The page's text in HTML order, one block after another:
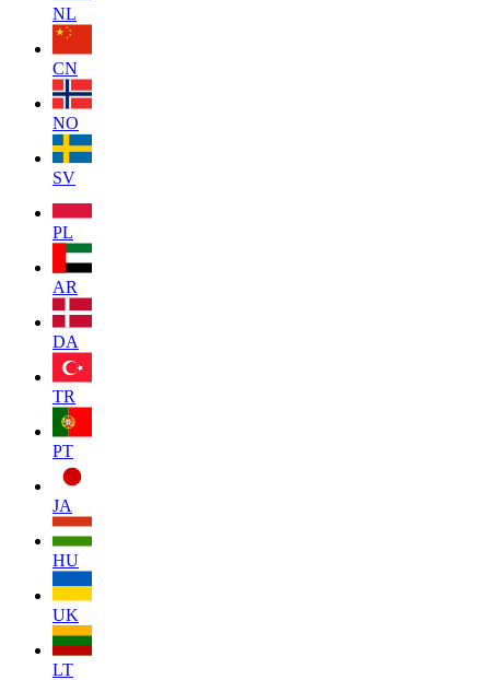
NL
CN
NO
SV
PL
AR
DA
TR
PT
JA
HU
UK
LT